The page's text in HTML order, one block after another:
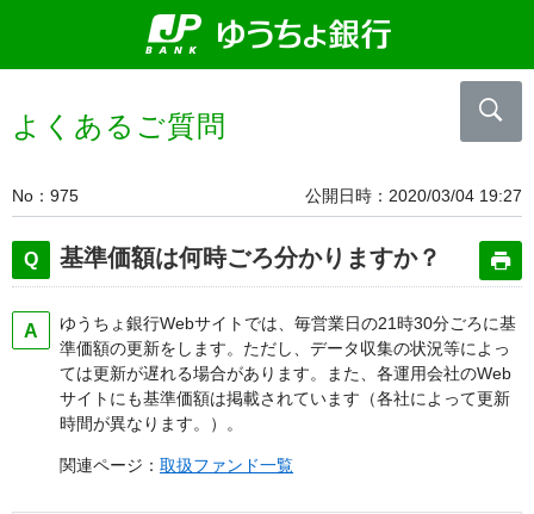
よくあるご質問
No 975 公開日時 2020/03/04 19:27
基準価額は何時ごろ分かりますか？
ゆうちょ銀行Webサイトでは、毎営業日の21時30分ごろに基
準価額の更新をします。ただし、データ収集の状況等によっ
ては更新が遅れる場合があります。また、各運用会社のWeb
サイトにも基準価額は掲載されています（各社によって更新
時間が異なります。）。
関連ページ： 取扱ファンド一覧